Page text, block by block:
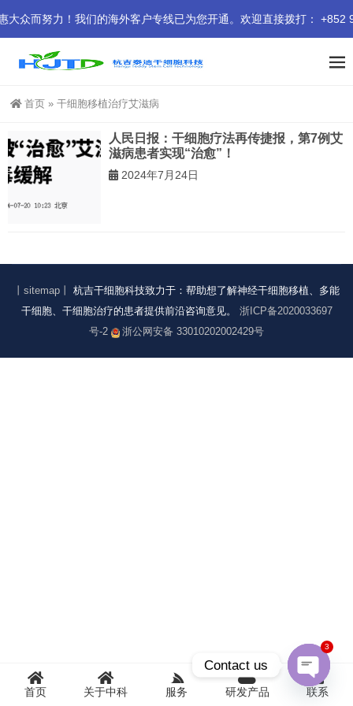
众而努力！我们的海外客户专线已为您开通。欢迎直接拨打： +852
首页 » 干细胞移植治疗艾滋病
人民日报：干细胞疗法再传捷报，第7例艾
滋病患者实现“治愈”！
2024年7月24日
丨sitemap丨
杭吉干细胞科技致力于：帮助想了解神经干细胞移植、多能
干细胞、干细胞治疗的患者提供前沿咨询意见。 浙ICP备2020033697
号-2
浙公网安备 33010202002429号
首页 关于中科 服务 研发产品 联系
Contact us
Open
3